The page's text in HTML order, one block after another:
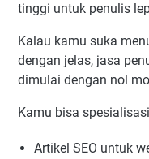
tinggi untuk penulis
Kalau kamu suka
dengan jelas, jasa
dimulai dengan nol
Kamu bisa
Artikel SEO untuk